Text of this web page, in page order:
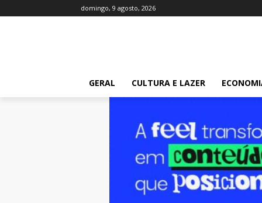
domingo, 9 agosto, 2026
GERAL CULTURA E LAZER